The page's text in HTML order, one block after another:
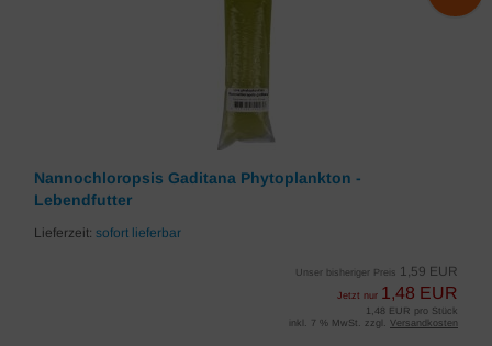
Nannochloropsis Gaditana Phytoplankton -
Lebendfutter
Lieferzeit: sofort lieferbar
Unser bisheriger Preis 1,59 EUR
Jetzt nur 1,48 EUR
1,48 EUR pro Stück
inkl. 7 % MwSt. zzgl. Versandkosten